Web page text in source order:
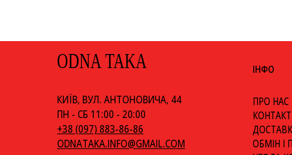
ODNA TAKA
КИЇВ, ВУЛ. АНТОНОВИЧА, 44
ПН - СБ 11:00 - 20:00
+38 (097) 883-86-86
ODNATAKA.INFO@GMAIL.COM
ІНФО
ПРО НАС
ОБМІН І